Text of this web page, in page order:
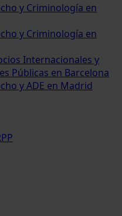
y Criminología en
y Criminología en
Internacionales y
Públicas en Barcelona
y ADE en Madrid